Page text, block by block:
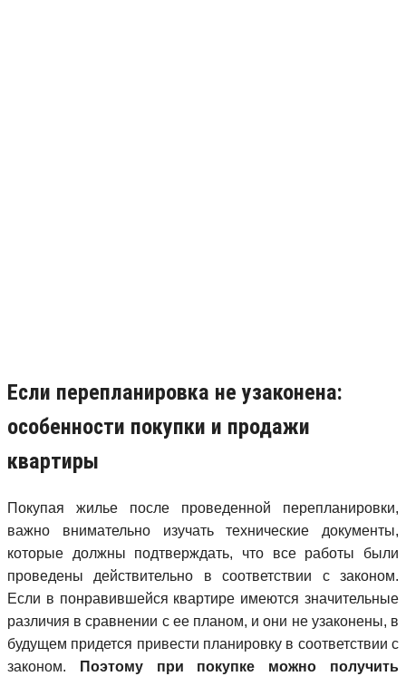
Если перепланировка не узаконена:
особенности покупки и продажи
квартиры
Покупая жилье после проведенной перепланировки,
важно внимательно изучать технические документы,
которые должны подтверждать, что все работы были
проведены действительно в соответствии с законом.
Если в понравившейся квартире имеются значительные
различия в сравнении с ее планом, и они не узаконены, в
будущем придется привести планировку в соответствии с
законом.
Поэтому при покупке можно получить